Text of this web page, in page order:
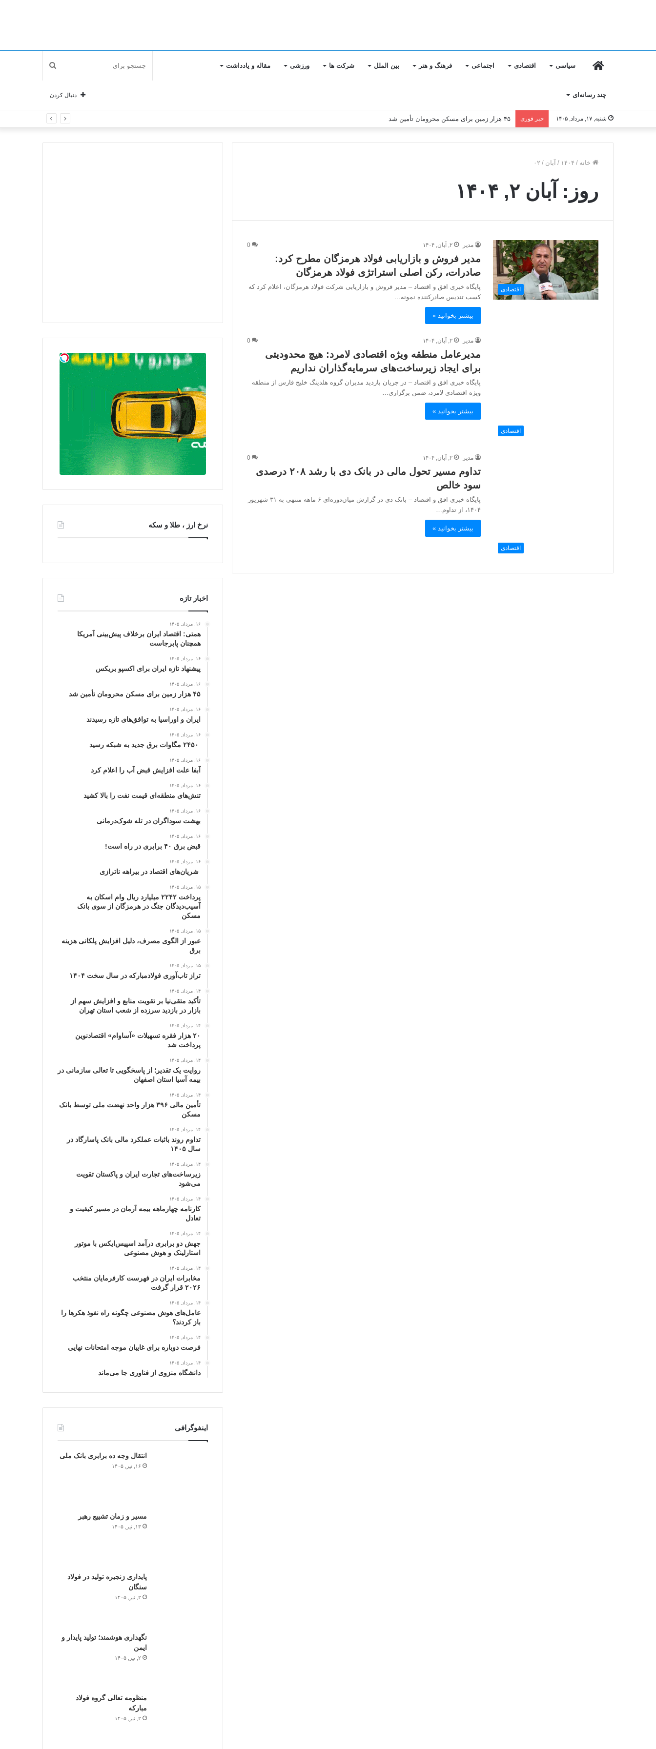
سیاسی اقتصادی اجتماعی فرهنگ و هنر بین الملل شرکت ها ورزشی مقاله و یادداشت
چند رسانه‌ای دنبال کردن
شنبه, ۱۷, مرداد, ۱۴۰۵ خبر فوری ۴۵ هزار زمین برای مسکن محرومان تأمین شد
خانه / ۱۴۰۴ / آبان / ۰۲
روز: آبان ۲, ۱۴۰۴
اقتصادی
مدیر ۲, آبان, ۱۴۰۴ 0
مدیر فروش و بازاریابی فولاد هرمزگان مطرح کرد:
صادرات، رکن اصلی استراتژی فولاد هرمزگان
پایگاه خبری افق و اقتصاد – مدیر فروش و بازاریابی شرکت فولاد هرمزگان، اعلام کرد که
کسب تندیس صادرکننده نمونه…
بیشتر بخوانید »
اقتصادی
مدیر ۲, آبان, ۱۴۰۴ 0
مدیرعامل منطقه ویژه اقتصادی لامرد: هیچ محدودیتی
برای ایجاد زیرساخت‌های سرمایه‌گذاران نداریم
پایگاه خبری افق و اقتصاد – در جریان بازدید مدیران گروه هلدینگ خلیج فارس از منطقه
ویژه اقتصادی لامرد، ضمن برگزاری…
بیشتر بخوانید »
اقتصادی
مدیر ۲, آبان, ۱۴۰۴ 0
تداوم مسیر تحول مالی در بانک دی با رشد ۲۰۸ درصدی
سود خالص
پایگاه خبری افق و اقتصاد – بانک دی در گزارش میان‌دوره‌ای ۶ ماهه منتهی به ۳۱ شهریور
۱۴۰۴، از تداوم…
بیشتر بخوانید » نرخ ارز ، طلا و سکه
اخبار تازه
۱۶, مرداد, ۱۴۰۵
همتی: اقتصاد ایران برخلاف پیش‌بینی آمریکا
همچنان پابرجاست
۱۶, مرداد, ۱۴۰۵
پیشنهاد تازه ایران برای اکسپو بریکس
۱۶, مرداد, ۱۴۰۵
۴۵ هزار زمین برای مسکن محرومان تأمین شد
۱۶, مرداد, ۱۴۰۵
ایران و اوراسیا به توافق‌های تازه رسیدند
۱۶, مرداد, ۱۴۰۵
۱۶, مرداد, ۱۴۰۵
آبفا علت افزایش قبض آب را اعلام کرد
۱۶, مرداد, ۱۴۰۵
تنش‌های منطقه‌ای قیمت نفت را بالا کشید
۱۶, مرداد, ۱۴۰۵
بهشت سوداگران در تله شوک‌درمانی
۱۶, مرداد, ۱۴۰۵
قبض برق ۴۰ برابری در راه است!
۱۶, مرداد, ۱۴۰۵
شریان‌های اقتصاد در بیراهه ناترازی
۱۵, مرداد, ۱۴۰۵
پرداخت ۲۲۴۲ میلیارد ریال وام اسکان به
آسیب‌دیدگان جنگ در هرمزگان از سوی بانک
مسکن
۱۵, مرداد, ۱۴۰۵
عبور از الگوی مصرف، دلیل افزایش پلکانی هزینه
برق
۱۵, مرداد, ۱۴۰۵
تراز تاب‌آوری فولادمبارکه در سال سخت ۱۴۰۴
۱۴, مرداد, ۱۴۰۵
تأکید متقی‌نیا بر تقویت منابع و افزایش سهم از
بازار در بازدید سرزده از شعب استان تهران
۱۴, مرداد, ۱۴۰۵
۲۰ هزار فقره تسهیلات «آساوام» اقتصادنوین
پرداخت شد
۱۴, مرداد, ۱۴۰۵
روایت یک تقدیر؛ از پاسخگویی تا تعالی سازمانی در
بیمه آسیا استان اصفهان
۱۴, مرداد, ۱۴۰۵
تأمین مالی ۳۹۶ هزار واحد نهضت ملی توسط بانک
مسکن
۱۴, مرداد, ۱۴۰۵
تداوم روند باثبات عملکرد مالی بانک پاسارگاد در
سال ۱۴۰۵
۱۴, مرداد, ۱۴۰۵
زیرساخت‌های تجارت ایران و پاکستان تقویت
می‌شود
۱۴, مرداد, ۱۴۰۵
کارنامه چهارماهه بیمه آرمان در مسیر کیفیت و
تعادل
۱۴, مرداد, ۱۴۰۵
جهش دو برابری درآمد اسپیس‌ایکس با موتور
استارلینک و هوش مصنوعی
۱۴, مرداد, ۱۴۰۵
مخابرات ایران در فهرست کارفرمایان منتخب
۲۰۲۶ قرار گرفت
۱۴, مرداد, ۱۴۰۵
عامل‌های هوش مصنوعی چگونه راه نفوذ هکرها را
باز کردند؟
۱۴, مرداد, ۱۴۰۵
فرصت دوباره برای غایبان موجه امتحانات نهایی
۱۴, مرداد, ۱۴۰۵
دانشگاه منزوی از فناوری جا می‌ماند
اینفوگرافی
انتقال وجه ده برابری بانک ملی
۱۶, تیر, ۱۴۰۵
مسیر و زمان تشییع رهبر
۱۳, تیر, ۱۴۰۵
پایداری زنجیره تولید در فولاد
سنگان
۲, تیر, ۱۴۰۵
نگهداری هوشمند؛ تولید پایدار و
ایمن
۲, تیر, ۱۴۰۵
منظومه تعالی گروه فولاد
مبارکه
۲, تیر, ۱۴۰۵